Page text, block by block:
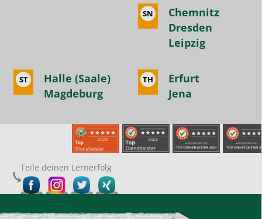
SN
Chemnitz
Dresden
Leipzig
ST
Halle (Saale)
Magdeburg
TH
Erfurt
Jena
Teile deinen Lernerfolg